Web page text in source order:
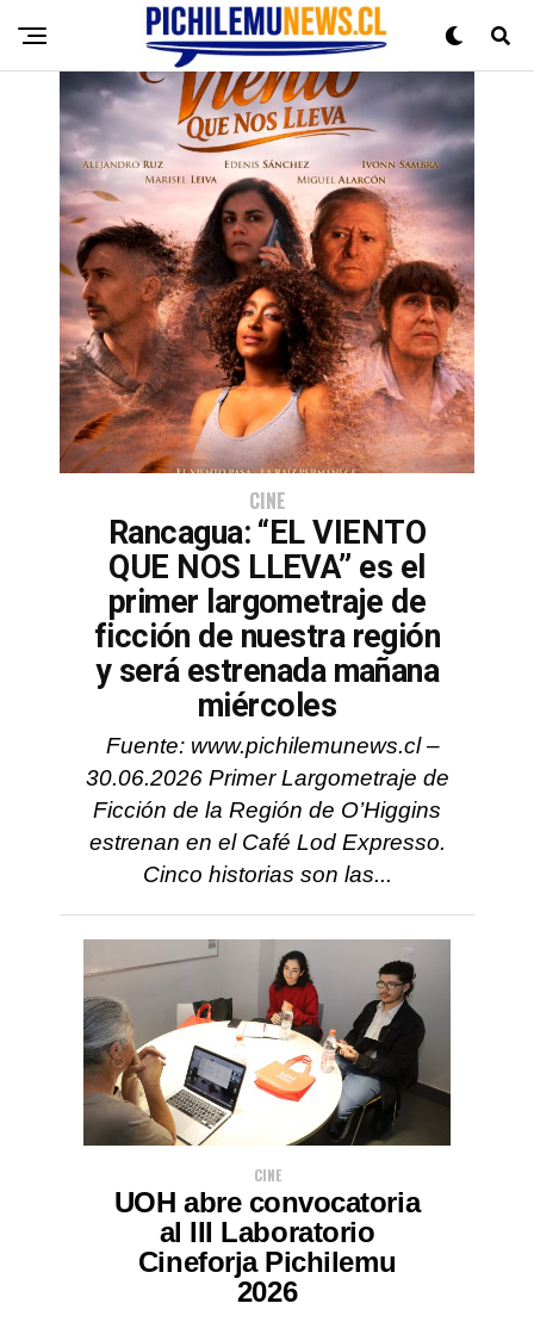
CINE
Rancagua: “EL VIENTO
QUE NOS LLEVA” es el
primer largometraje de
ficción de nuestra región
y será estrenada mañana
miércoles
Fuente: www.pichilemunews.cl –
30.06.2026 Primer Largometraje de
Ficción de la Región de O’Higgins
estrenan en el Café Lod Expresso.
Cinco historias son las...
CINE
UOH abre convocatoria
al III Laboratorio
Cineforja Pichilemu
2026